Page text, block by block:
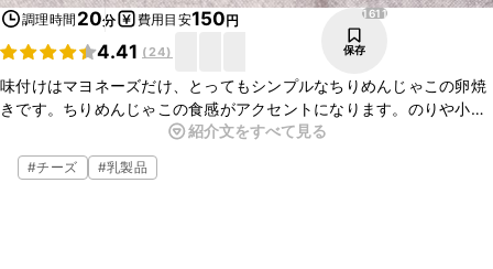
調理時間 20分 費用目安150円
4.41 (24)
1611
保存
味付けはマヨネーズだけ、とってもシンプルなちりめんじゃこの卵焼
きです。ちりめんじゃこの食感がアクセントになります。のりや小ね
ぎを一緒に巻いてもおいしく召し上がれますので、ぜひアレンジして
みてください。
紹介文をすべて見る
#チーズ #乳製品